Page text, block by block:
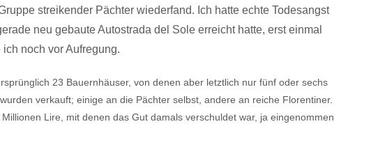
streikender Pächter wiederfand. Ich hatte echte Todes­angst
neu gebaute Autostrada del Sole erreicht hatte, erst einmal
noch vor Aufregung.
23 Bauern­häuser, von denen aber letztlich nur fünf oder sechs
verkauft; einige an die Pächter selbst, andere an reiche Florentiner.
Lire, mit denen das Gut damals verschuldet war, ja eingenommen